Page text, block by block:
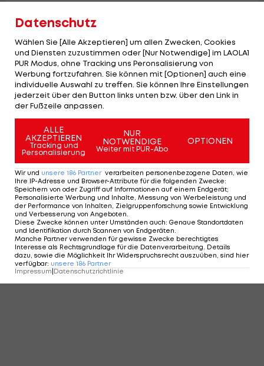
möglicherweise letzte WM im Achtelfinale.
Datenschutz
Wählen Sie [Alle Akzeptieren] um allen Zwecken, Cookies
und Diensten zuzustimmen oder [Nur Notwendige] im LAOLA1
PUR Modus, ohne Tracking uns Peronsalisierung von
Werbung fortzufahren. Sie können mit [Optionen] auch eine
individuelle Auswahl zu treffen. Sie können Ihre Einstellungen
jederzeit über den Button links unten bzw. über den Link in
der Fußzeile anpassen.
ALLE
AKZEPTIEREN
Tracking und
Personalisierung
NUR
NOTWENDIGE
Weiter mit PUR-Abo
OPTIONEN
Wir und unsere 186 Partner verarbeiten personenbezogene Daten, wie
Ihre IP-Adresse und Browser-Attribute für die folgenden Zwecke:
Speichern von oder Zugriff auf Informationen auf einem Endgerät;
Personalisierte Werbung und Inhalte, Messung von Werbeleistung und
der Performance von Inhalten, Zielgruppenforschung sowie Entwicklung
und Verbesserung von Angeboten.
Diese Zwecke können unter Umständen auch: Genaue Standortdaten
und Identifikation durch Scannen von Endgeräten.
Manche Partner verwenden für gewisse Zwecke berechtigtes
Interesse als Rechtsgrundlage für die Datenverarbeitung. Details
dazu, sowie die Möglichkeit Ihr Widerspruchsrecht auszuüben, sind hier
verfügbar: unsere 186 Partner
Impressum Datenschutzrichtlinie